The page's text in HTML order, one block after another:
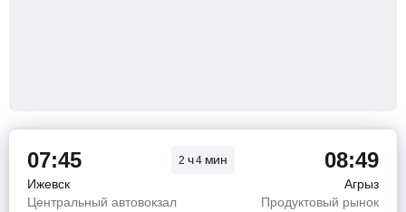
07:45 2 ч4 мин 08:49
Ижевск
Агрыз
Центральный автовокзал
Продуктовый рынок